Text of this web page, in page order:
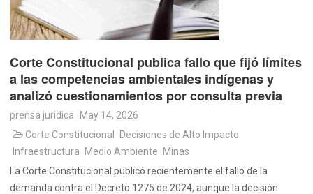
Corte Constitucional publica fallo que fijó límites
a las competencias ambientales indígenas y
analizó cuestionamientos por consulta previa
prensa juridica
May 14, 2026
Corte Constitucional
Decisiones de Alto Impacto
Infraestructura
Medio Ambiente
Minas
La Corte Constitucional publicó recientemente el fallo de la
demanda contra el Decreto 1275 de 2024, aunque la decisión